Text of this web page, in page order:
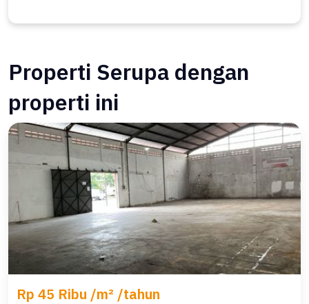
Properti Serupa dengan
properti ini
Rp 45 Ribu /m² /tahun